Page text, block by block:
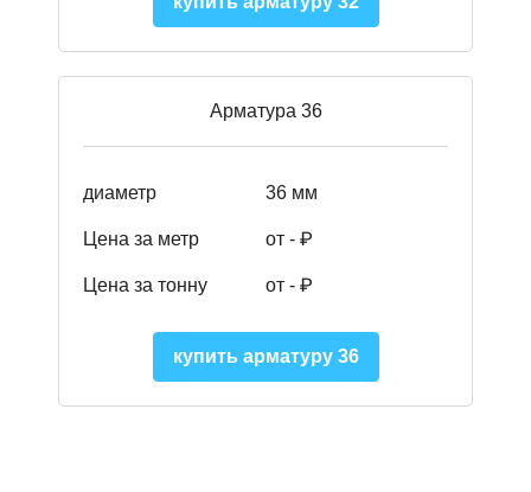
Арматура 36
диаметр 36 мм
Цена за метр от - ₽
Цена за тонну от - ₽
купить арматуру 36